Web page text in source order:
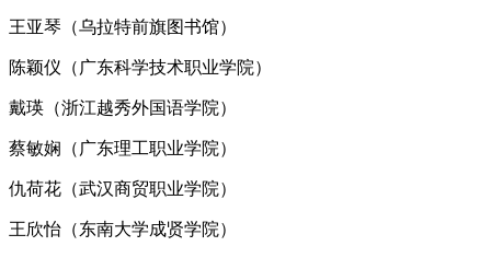
王亚琴（乌拉特前旗图书馆）
陈颖仪（广东科学技术职业学院）
戴瑛（浙江越秀外国语学院）
蔡敏娴（广东理工职业学院）
仇荷花（武汉商贸职业学院）
王欣怡（东南大学成贤学院）